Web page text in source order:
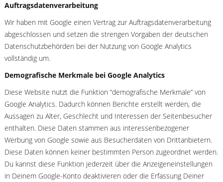
Auftragsdatenverarbeitung
Wir haben mit Google einen Vertrag zur Auftragsdatenverarbeitung
abgeschlossen und setzen die strengen Vorgaben der deutschen
Datenschutzbehörden bei der Nutzung von Google Analytics
vollständig um.
Demografische Merkmale bei Google Analytics
Diese Website nutzt die Funktion “demografische Merkmale” von
Google Analytics. Dadurch können Berichte erstellt werden, die
Aussagen zu Alter, Geschlecht und Interessen der Seitenbesucher
enthalten. Diese Daten stammen aus interessenbezogener
Werbung von Google sowie aus Besucherdaten von Drittanbietern.
Diese Daten können keiner bestimmten Person zugeordnet werden.
Du kannst diese Funktion jederzeit über die Anzeigeneinstellungen
in Deinem Google-Konto deaktivieren oder die Erfassung Deiner